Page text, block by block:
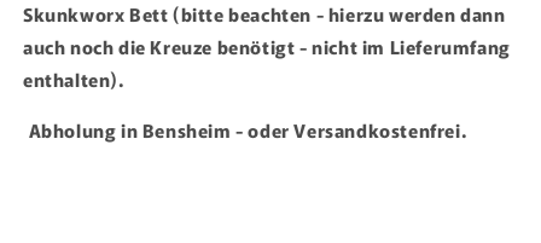
Skunkworx Bett (bitte beachten - hierzu werden dann
auch noch die Kreuze benötigt - nicht im Lieferumfang
enthalten).
Abholung in Bensheim - oder Versandkostenfrei.